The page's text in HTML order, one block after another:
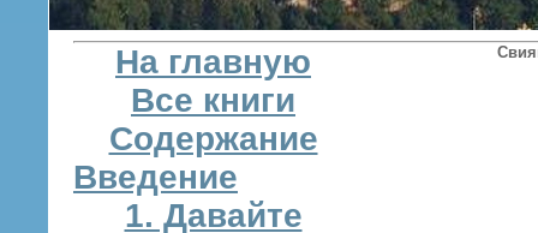
На главную
Все книги
Содержание
Введение
1. Давайте